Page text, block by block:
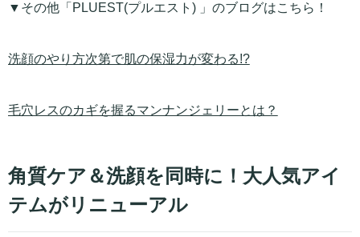
▼その他「PLUEST(プルエスト) 」のブログはこちら！
洗顔のやり方次第で肌の保湿力が変わる!?
毛穴レスのカギを握るマンナンジェリーとは？
角質ケア＆洗顔を同時に！大人気アイ
テムがリニューアル